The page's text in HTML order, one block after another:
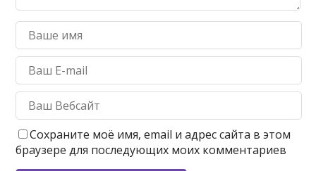
Сохраните моё имя, email и адрес сайта в этом
браузере для последующих моих комментариев